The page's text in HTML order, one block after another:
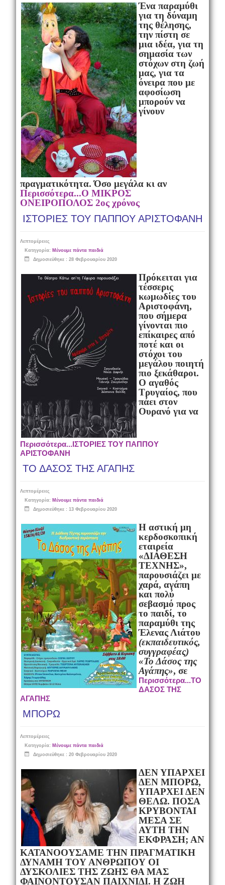
Ένα παραμύθι
για τη δύναμη
της θέλησης,
την πίστη σε
μια ιδέα, για τη
σημασία των
στόχων στη ζωή
μας, για τα
όνειρα που με
αφοσίωση
μπορούν να
γίνουν
πραγματικότητα. Όσο μεγάλα κι αν
Περισσότερα...Ο ΜΙΚΡΟΣ
ΟΝΕΙΡΟΠΟΛΟΣ 2ος χρόνος
ΙΣΤΟΡΙΕΣ ΤΟΥ ΠΑΠΠΟΥ ΑΡΙΣΤΟΦΑΝΗ
Λεπτομέρειες
Κατηγορία: Μένουμε πάντα παιδιά
Δημοσιεύθηκε : 28 Φεβρουαρίου 2020
Πρόκειται για
τέσσερις
κωμωδίες του
Αριστοφάνη,
που σήμερα
γίνονται πιο
επίκαιρες από
ποτέ και οι
στόχοι του
μεγάλου ποιητή
πιο ξεκάθαροι.
Ο αγαθός
Τρυγαίος, που
πάει στον
Ουρανό για να
Περισσότερα...ΙΣΤΟΡΙΕΣ ΤΟΥ ΠΑΠΠΟΥ
ΑΡΙΣΤΟΦΑΝΗ
ΤΟ ΔΑΣΟΣ ΤΗΣ ΑΓΑΠΗΣ
Λεπτομέρειες
Κατηγορία: Μένουμε πάντα παιδιά
Δημοσιεύθηκε : 13 Φεβρουαρίου 2020
Η αστική μη
κερδοσκοπική
εταιρεία
«ΔΙΑΘΕΣΗ
ΤΕΧΝΗΣ»,
παρουσιάζει με
χαρά, αγάπη
και πολύ
σεβασμό προς
το παιδί, το
παραμύθι της
Έλενας Λιάτου
(εκπαιδευτικός,
συγγραφέας)
«Το Δάσος της
Αγάπης», σε
Περισσότερα...ΤΟ
ΔΑΣΟΣ ΤΗΣ
ΑΓΑΠΗΣ
ΜΠΟΡΩ
Λεπτομέρειες
Κατηγορία: Μένουμε πάντα παιδιά
Δημοσιεύθηκε : 20 Φεβρουαρίου 2020
ΔΕΝ ΥΠΑΡΧΕΙ
ΔΕΝ ΜΠΟΡΩ,
ΥΠΑΡΧΕΙ ΔΕΝ
ΘΕΛΩ. ΠΟΣΑ
ΚΡΥΒΟΝΤΑΙ
ΜΕΣΑ ΣΕ
ΑΥΤΗ ΤΗΝ
ΕΚΦΡΑΣΗ; ΑΝ
ΚΑΤΑΝΟΟΥΣΑΜΕ ΤΗΝ ΠΡΑΓΜΑΤΙΚΗ
ΔΥΝΑΜΗ ΤΟΥ ΑΝΘΡΩΠΟΥ ΟΙ
ΔΥΣΚΟΛΙΕΣ ΤΗΣ ΖΩΗΣ ΘΑ ΜΑΣ
ΦΑΙΝΟΝΤΟΥΣΑΝ ΠΑΙΧΝΙΔΙ. Η ΖΩΗ